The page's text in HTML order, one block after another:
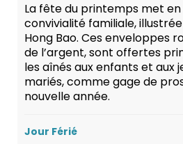
La fête du printemps met
convivialité familiale,
Hong Bao. Ces enveloppes
de l’argent, sont offertes
les aînés aux enfants et aux
mariés, comme gage de
nouvelle année.
Jour Férié